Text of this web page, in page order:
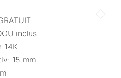
inclus
14K
15 mm